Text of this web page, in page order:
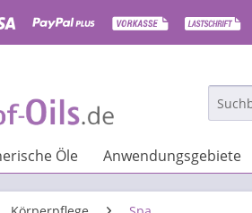
Öle Anwendungsgebiete